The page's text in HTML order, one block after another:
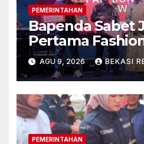
PEMERINTAHAN
Bapenda Sabet
Pertama
Gebrak 2026
AGU 9, 2026 BEKASI
PEMERINTAHAN